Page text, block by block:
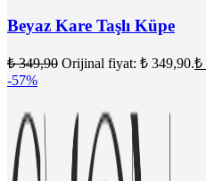
Beyaz Kare Taşlı Küpe
₺349,90 Orijinal fiyat: ₺ 349,90.₺
-57%